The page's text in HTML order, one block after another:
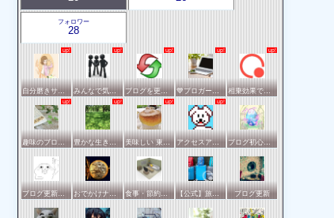
フォロワー
28
自分磨きサークル みんなで気軽にアクセスアップ ブログを更新したらここで報告 💙ブロガー応援&更新報告♪💙 相乗効果でWINWIN!「はてブ・ランキング」応援サークル！！！
趣味のブログを楽しむ会 豊かな生き方サークル 美味しい 東京・横浜 アクセスアップのお手伝い！ブログサークルあんてな ブログ初心者の集い
ブログ更新報告サークル おでかけナビ：ブロガーの地元・観光・グルメ情報 グリット / きっとおでかけしたくなる集い♪♪ 食事・節約・断捨離などの暮らし全般サークル 【公式】旅行サークル ブログ更新